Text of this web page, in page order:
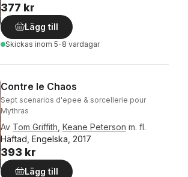
377 kr
Lägg till
Skickas inom 5-8 vardagar
Contre le Chaos
Sept scenarios d'epee & sorcellerie pour
Mythras
Av Tom Griffith Keane Peterson m. fl.
Häftad, Engelska, 2017
393 kr
Lägg till